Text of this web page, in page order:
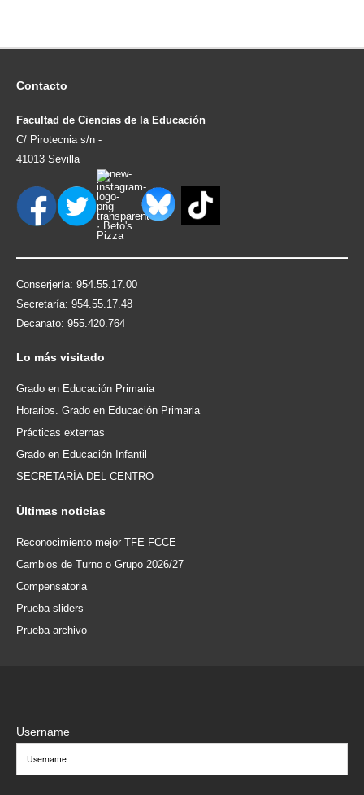
Contacto
Facultad de Ciencias de la Educación
C/ Pirotecnia s/n -
41013 Sevilla
Conserjería: 954.55.17.00
Secretaría: 954.55.17.48
Decanato: 955.420.764
Lo más visitado
Grado en Educación Primaria
Horarios. Grado en Educación Primaria
Prácticas externas
Grado en Educación Infantil
SECRETARÍA DEL CENTRO
Últimas noticias
Reconocimiento mejor TFE FCCE
Cambios de Turno o Grupo 2026/27
Compensatoria
Prueba sliders
Prueba archivo
Username